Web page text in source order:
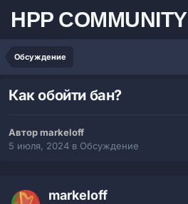
HPP COMMUNITY
Обсуждение
Как обойти бан?
Автор markeloff
5 июля, 2024 в Обсуждение
markeloff